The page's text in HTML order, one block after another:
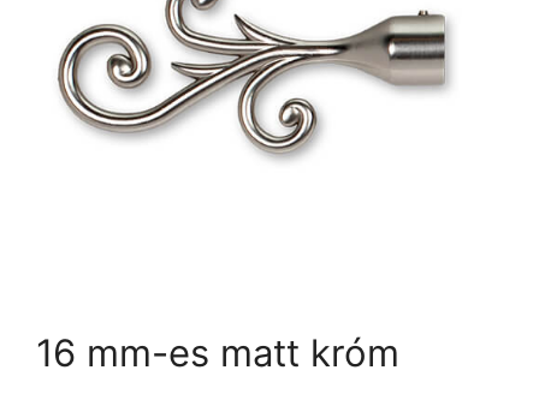
16 mm-es matt króm